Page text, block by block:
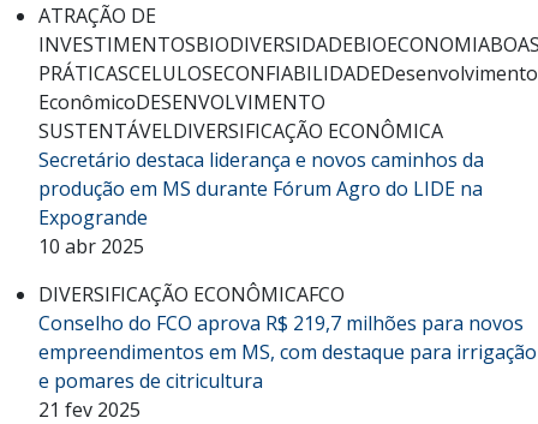
ATRAÇÃO DE
INVESTIMENTOSBIODIVERSIDADEBIOECONOMIA
PRÁTICASCELULOSECONFIABILIDADEDesenvolvimento
EconômicoDESENVOLVIMENTO
SUSTENTÁVELDIVERSIFICAÇÃO ECONÔMICA
Secretário destaca liderança e novos caminhos da
produção em MS durante Fórum Agro do LIDE na
Expogrande
10 abr 2025
DIVERSIFICAÇÃO ECONÔMICAFCO
Conselho do FCO aprova R$ 219,7 milhões para novos
empreendimentos em MS, com destaque para irrigação
e pomares de citricultura
21 fev 2025